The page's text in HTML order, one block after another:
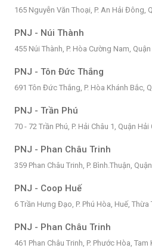
165 Nguyễn Văn Thoại, P. An Hải Đông,
PNJ - Núi Thành
455 Núi Thành, P. Hòa Cường Nam,
PNJ - Tôn Đức Thắng
691 Tôn Đức Thắng, P. Hòa Khánh Bắc,
PNJ - Trần Phú
70 - 72 Trần Phú, P. Hải Châu 1, Quận
PNJ - Phan Châu Trinh
359 Phan Châu Trinh, P. Bình.Thuận,
PNJ - Coop Huế
6 Trần Hưng Đạo, P. Phú Hòa, Huế, Thừa
PNJ - Phan Châu Trinh
461 Phan Châu Trinh, P. Phước Hòa, Tam